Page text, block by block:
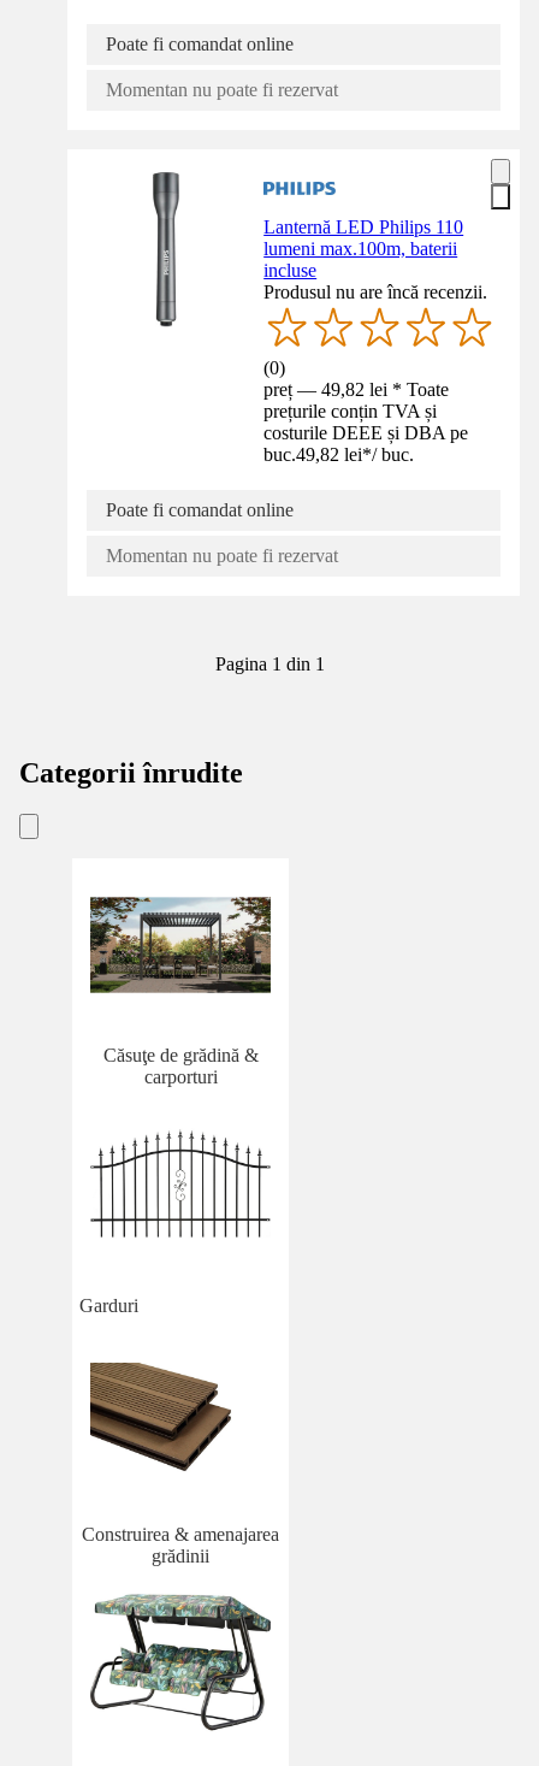
Poate fi comandat online
Momentan nu poate fi rezervat
Lanternă LED Philips 110
lumeni max.100m, baterii
incluse
Produsul nu are încă recenzii.
(0)
preț — 49,82 lei * Toate
prețurile conțin TVA și
costurile DEEE și DBA pe
buc.49,82 lei*/ buc.
Poate fi comandat online
Momentan nu poate fi rezervat
Pagina 1 din 1
Categorii înrudite
Căsuţe de grădină &
carporturi
Garduri
Construirea & amenajarea
grădinii